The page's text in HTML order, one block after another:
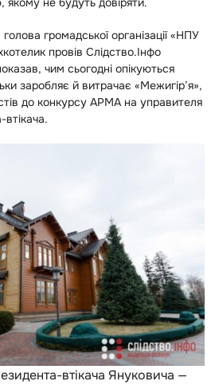
громадської організації «НПУ
провів Слідство.Інфо
чим сьогодні опікуються
заробляє й витрачає «Межигір’я»,
до конкурсу АРМА на управителя
втікача Януковича —